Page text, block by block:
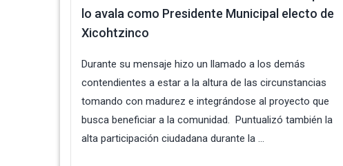
lo avala como Presidente Municipal electo de
Xicohtzinco
Durante su mensaje hizo un llamado a los demás
contendientes a estar a la altura de las circunstancias
tomando con madurez e integrándose al proyecto que
busca beneficiar a la comunidad. Puntualizó también la
alta participación ciudadana durante la ...